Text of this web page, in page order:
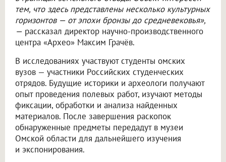
тем, что здесь представлены несколько культурных
горизонтов — от эпохи бронзы до средневековья»,
— рассказал директор научно-производственного
центра «Архео» Максим Грачёв.
В исследованиях участвуют студенты омских
вузов — участники Российских студенческих
отрядов. Будущие историки и археологи получают
опыт проведения полевых работ, изучают методы
фиксации, обработки и анализа найденных
материалов. После завершения раскопок
обнаруженные предметы передадут в музеи
Омской области для дальнейшего изучения
и экспонирования.